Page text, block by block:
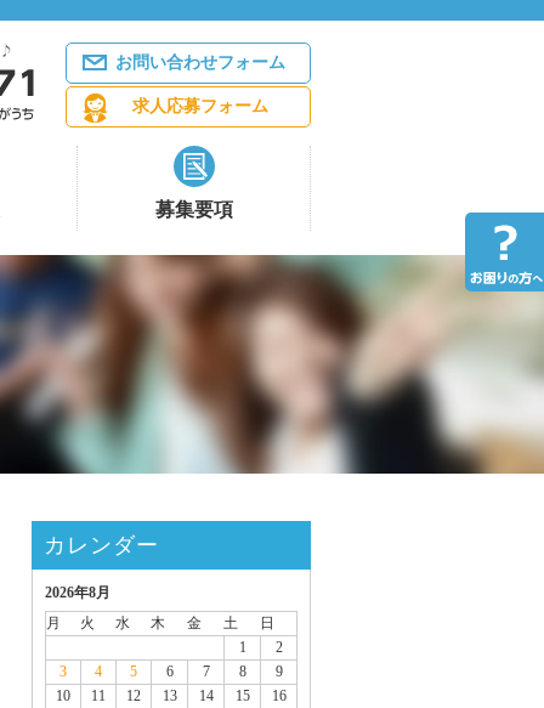
お問い合わせフォーム
求人応募フォーム
募集要項
カレンダー
2026年8月
月
火 水 木 金 土
日
1
2
3
4 5 6 7 8
9
10
11 12 13 14 15
16